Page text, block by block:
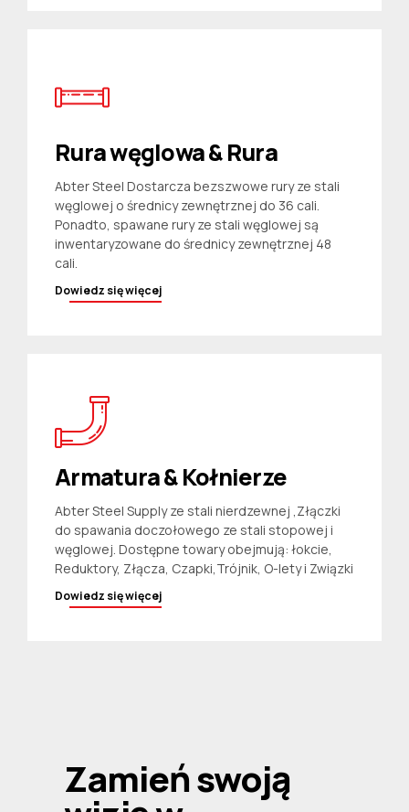
Rura węglowa & Rura
Abter Steel Dostarcza bezszwowe rury ze stali
węglowej o średnicy zewnętrznej do 36 cali.
Ponadto, spawane rury ze stali węglowej są
inwentaryzowane do średnicy zewnętrznej 48
cali.
Dowiedz się więcej
Armatura & Kołnierze
Abter Steel Supply ze stali nierdzewnej ,Złączki
do spawania doczołowego ze stali stopowej i
węglowej. Dostępne towary obejmują: łokcie,
Reduktory, Złącza, Czapki,Trójnik, O-lety i Związki
Dowiedz się więcej
Zamień swoją